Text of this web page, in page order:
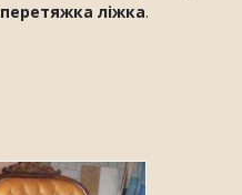
перетяжка ліжка.